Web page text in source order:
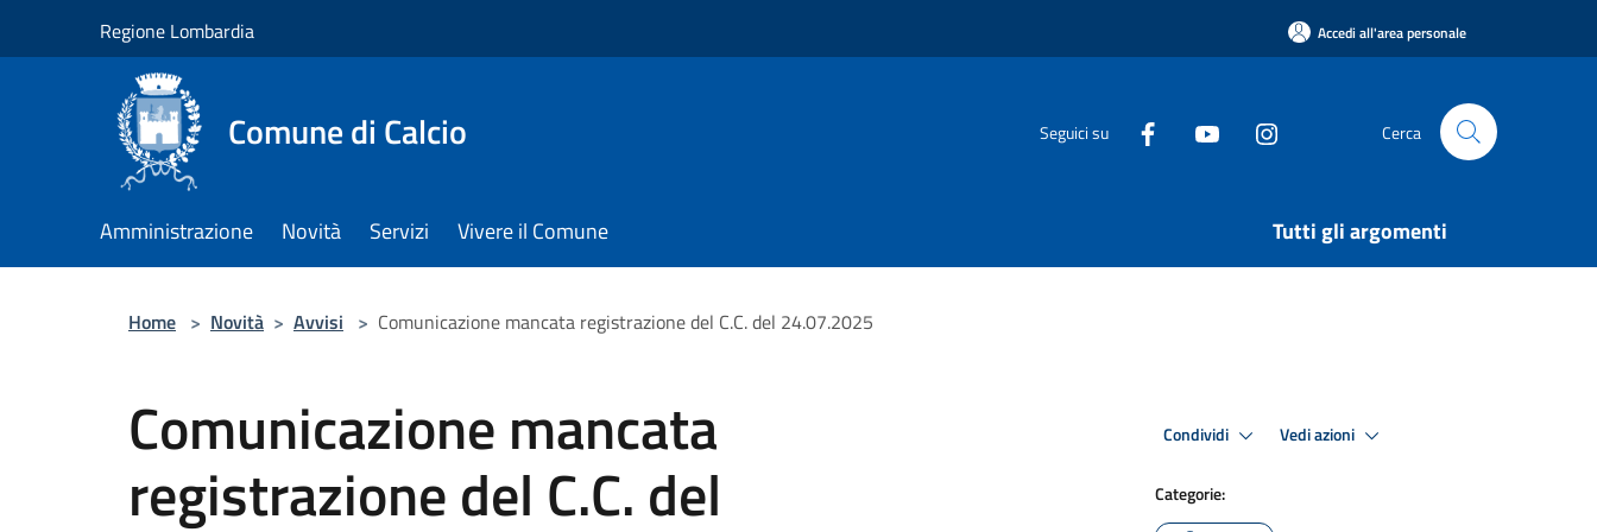
Regione Lombardia Accedi all'area personale
Comune di Calcio Seguici su Cerca
Amministrazione Novità Servizi Vivere il Comune Tutti gli argomenti
Home > Novità > Avvisi > Comunicazione mancata registrazione del C.C. del 24.07.2025
Comunicazione mancata
registrazione del C.C. del
Condividi Vedi azioni
Categorie: